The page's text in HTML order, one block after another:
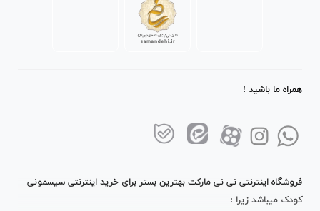
همراه ما باشید !
فروشگاه اینترنتی نی نی مارکت بهترین بستر برای خرید اینترنتی سیسمونی
کودک میباشد زیرا :